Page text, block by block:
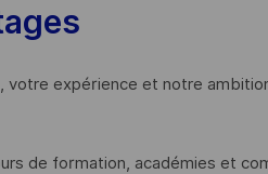
votre expérience et notre
de formation, académies et